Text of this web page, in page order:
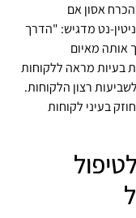
אסון אם
נט מדגיש: "הדרך
אותה מאיום
בעיות מראה ללקוחות
רצון הלקוחות.
בעיני לקוחות